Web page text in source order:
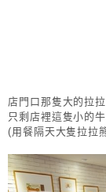
店門口那隻大的拉
只剩店裡這隻小的
(用餐隔天大隻拉拉